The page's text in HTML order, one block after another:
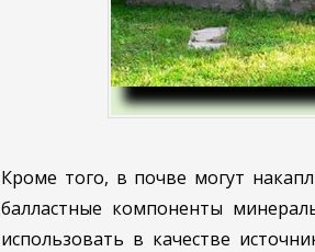
Кроме того, в почве могут
балластные компоненты
использовать в качестве